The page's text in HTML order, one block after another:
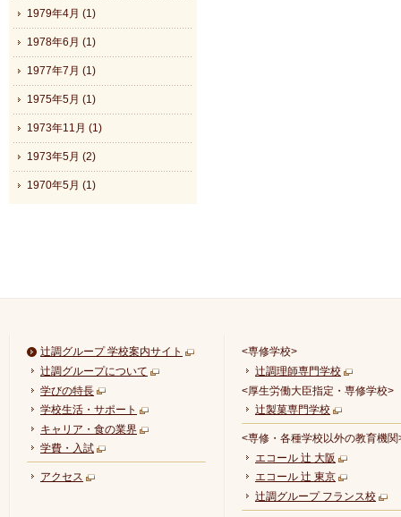
1979年4月 (1)
1978年6月 (1)
1977年7月 (1)
1975年5月 (1)
1973年11月 (1)
1973年5月 (2)
1970年5月 (1)
辻調グループ 学校案内サイト
辻調グループについて
学びの特長
学校生活・サポート
キャリア・食の業界
学費・入試
アクセス
<専修学校>
辻調理師専門学校
<厚生労働大臣指定・専修学校>
辻製菓専門学校
<専修・各種学校以外の教育機関
エコール 辻 大阪
エコール 辻 東京
辻調グループ フランス校